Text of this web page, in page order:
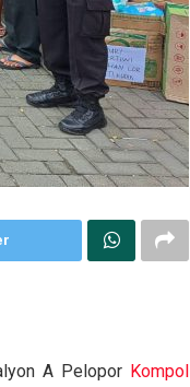
A Pelopor Kompol